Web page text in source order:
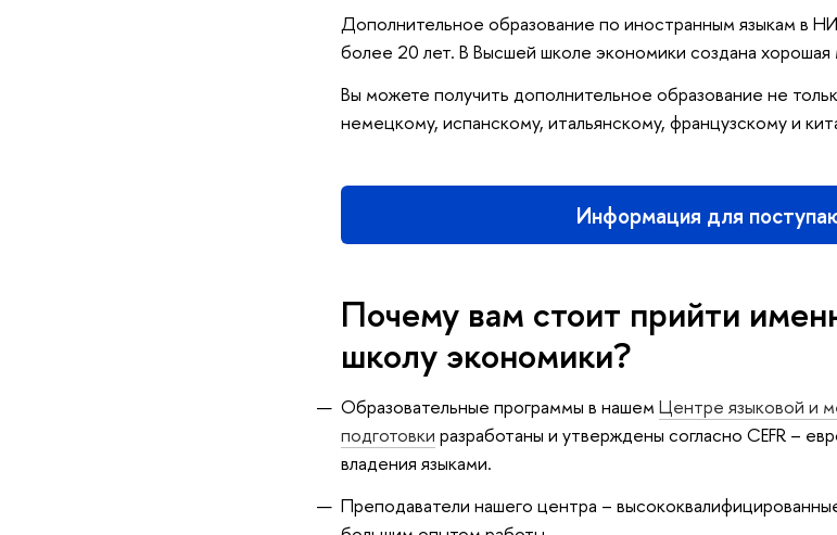
Дополнительное образование по иностранным языкам в
более 20 лет. В Высшей школе экономики создана хорошая
Вы можете получить дополнительное образование не
немецкому, испанскому, итальянскому, французскому и
Информация для
Почему вам стоит прийти
школу экономики?
Образовательные программы в нашем Центре языковой и
подготовки разработаны и утверждены согласно CEFR –
владения языками.
Преподаватели нашего центра –